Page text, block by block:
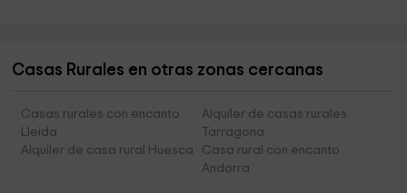
Casas Rurales en otras zonas cercanas
Casas rurales con encanto
Lleida
Alquiler de casas rurales
Tarragona
Alquiler de casa rural Huesca
Casa rural con encanto
Andorra